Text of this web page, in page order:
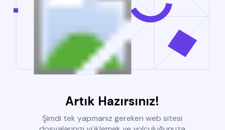
Artık Hazırsınız!
Şimdi tek yapmanız gereken web sitesi